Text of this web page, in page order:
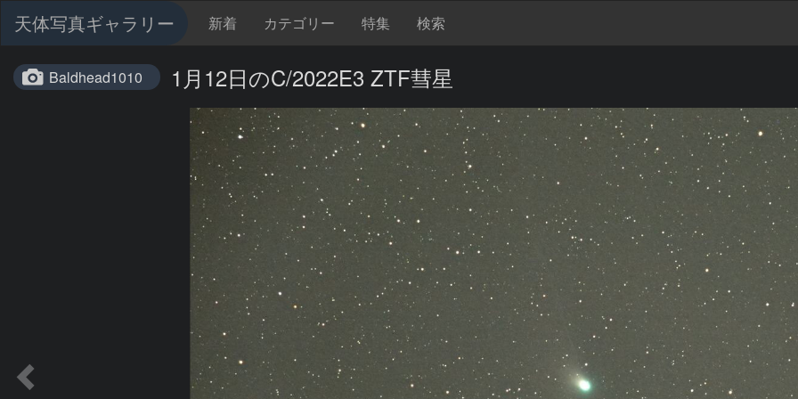
天体写真ギャラリー 新着 カテゴリー 特集 検索
Baldhead1010 1月12日のC/2022E3 ZTF彗星